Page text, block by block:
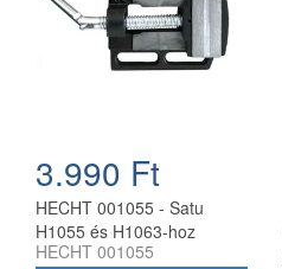
3.990 Ft
HECHT 001055 - Satu
H1055 és H1063-hoz
HECHT 001055